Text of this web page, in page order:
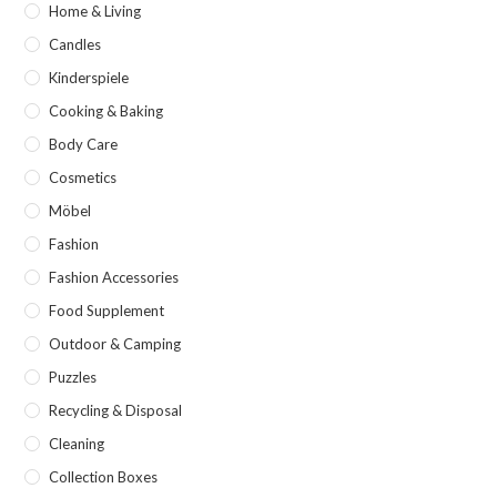
Home & Living
Candles
Kinderspiele
Cooking & Baking
Body Care
Cosmetics
Möbel
Fashion
Fashion Accessories
Food Supplement
Outdoor & Camping
Puzzles
Recycling & Disposal
Cleaning
Collection Boxes